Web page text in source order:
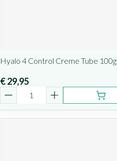
Hyalo 4 Control Creme Tube 100g
€ 29,95